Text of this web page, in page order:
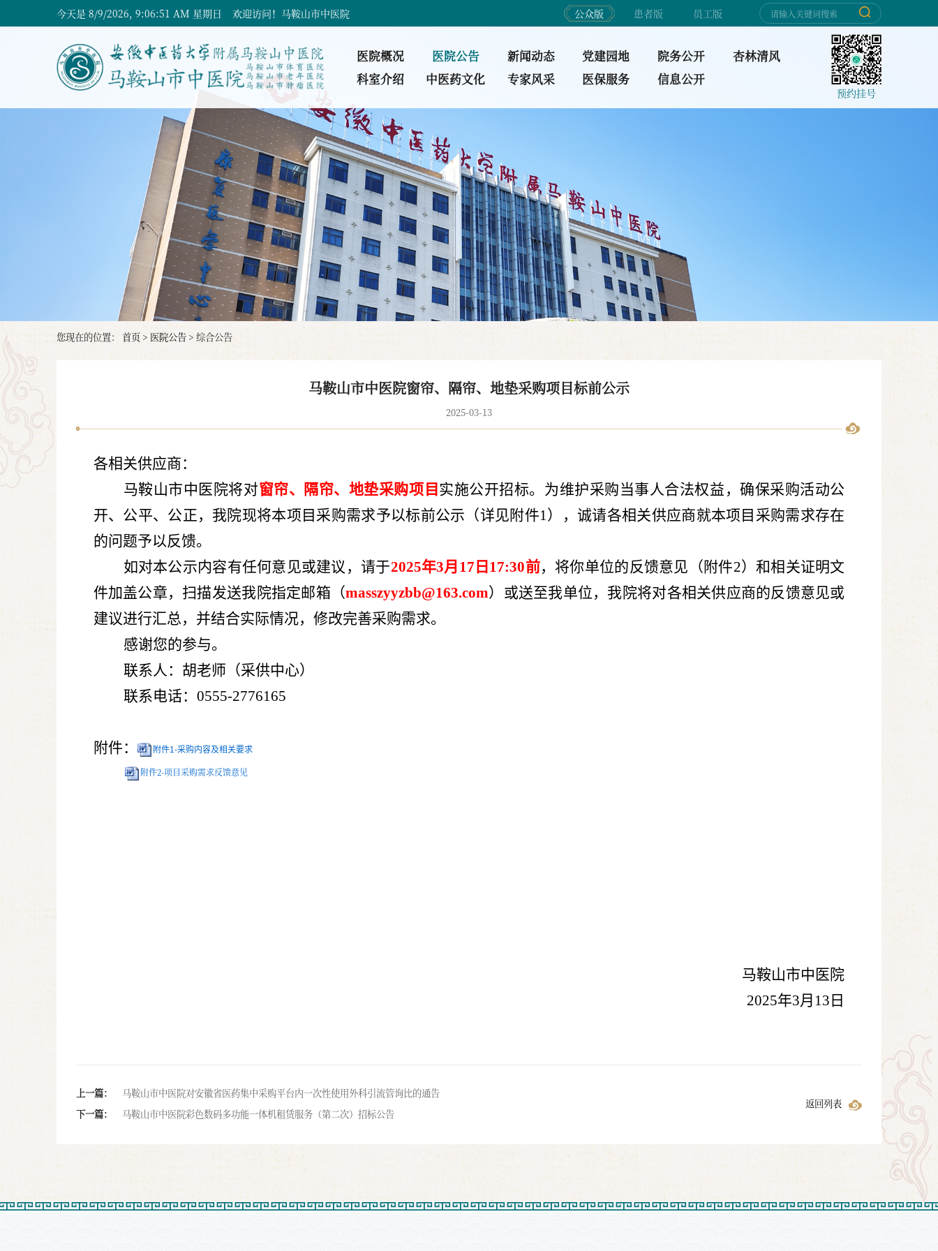
今天是 8/9/2026, 9:06:52 AM 星期日 欢迎访问！马鞍山市中医院 公众版 患者版 员工版
医院概况 医院公告 新闻动态 党建园地 院务公开
杏林清风
科室介绍
中医药文化 专家风采 医保服务 信息公开
预约挂号
您现在的位置： 首页> 医院公告> 综合公告
马鞍山市中医院窗帘、隔帘、地垫采购项目标前公示
2025-03-13
各相关供应商：
马鞍山市中医院将对窗帘、隔帘、地垫采购项目 实施公开招标。为维护采购当事人合法权益，确保采购活动公
开、公平、公正，我院现将本项目采购需求予以标前公示（详见附件1），诚请各相关供应商就本项目采购需求存在
的问题予以反馈。
如对本公示内容有任何意见或建议，请于2025年3月 17 日 17:30前，将你单位的反馈意见（附件2）和相关证明文
件加盖公章，扫描发送我院指定邮箱（masszyyzbb@163.com）或送至我单位，我院将对各相关供应商的反馈意见或
建议进行汇总，并结合实际情况，修改完善采购需求。
感谢您的参与。
联系人：胡老师（采供中心）
联系电话： 0555-2776165
附件： 附件1-采购内容及相关要求
附件2-项目采购需求反馈意见
马鞍山市中医院
2025年3月13 日
返回列表
上一篇：
马鞍山市中医院对安徽省医药集中采购平台内一次性使用外科引流管询比的通告
下一篇：
马鞍山市中医院彩色数码多功能一体机租赁服务（第二次）招标公告